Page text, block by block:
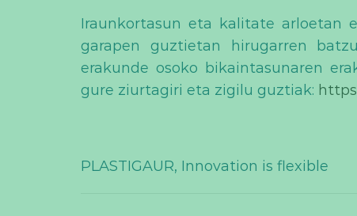
Iraunkortasun eta kalitate arloetan
garapen guztietan hirugarren
erakunde osoko bikaintasunaren
gure ziurtagiri eta zigilu guztiak:
PLASTIGAUR, Innovation is flexible